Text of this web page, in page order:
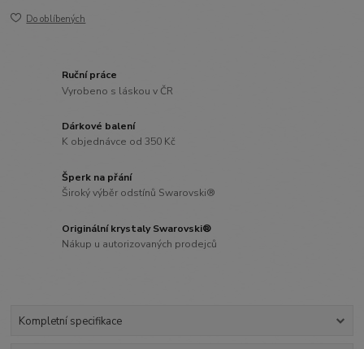
Do oblíbených
Ruční práce
Vyrobeno s láskou v ČR
Dárkové balení
K objednávce od 350 Kč
Šperk na přání
Široký výběr odstínů Swarovski®
Originální krystaly Swarovski®
Nákup u autorizovaných prodejců
Kompletní specifikace